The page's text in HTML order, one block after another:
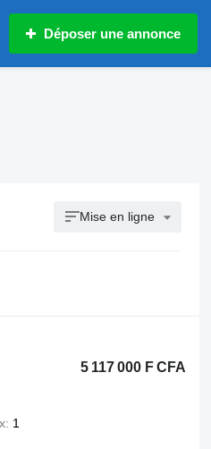
Déposer une annonce
Mise en ligne
5 117 000 F CFA
1